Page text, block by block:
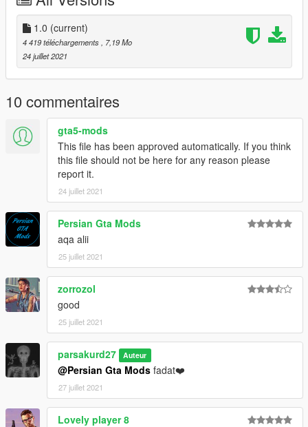
1.0 (current)
4 419 téléchargements
, 7,19 Mo
24 juillet 2021
10 commentaires
gta5-mods
This file has been approved automatically. If you think
this file should not be here for any reason please
report it.
24 juillet 2021
Persian Gta Mods
aqa alii
25 juillet 2021
zorrozol
good
25 juillet 2021
parsakurd27 Auteur
@Persian Gta Mods fadat❤️
27 juillet 2021
Lovely player 8